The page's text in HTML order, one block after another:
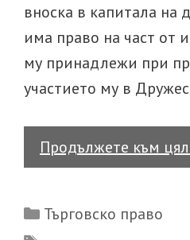
вноска в капитала на
има право на част от
му принадлежи при
участието му в
Продължете към
Categories
Търговско право